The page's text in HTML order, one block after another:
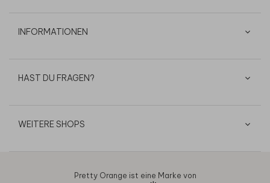
INFORMATIONEN
HAST DU FRAGEN?
WEITERE SHOPS
Pretty Orange ist eine Marke von